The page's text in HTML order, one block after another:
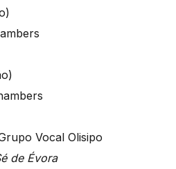
Vocal Olisipo
de Évora